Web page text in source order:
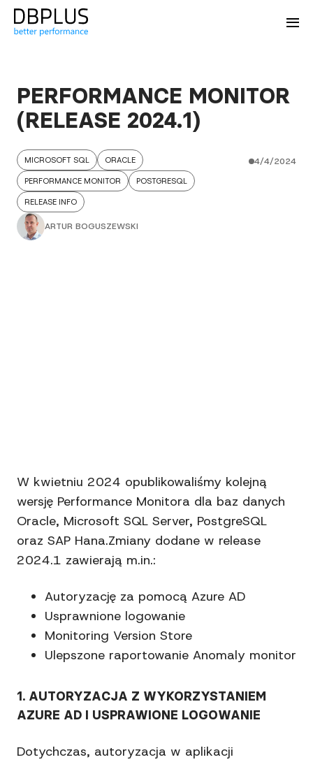
PERFORMANCE MONITOR
(RELEASE 2024.1)
MICROSOFT SQL ORACLE
PERFORMANCE MONITOR POSTGRESQL
RELEASE INFO
4/4/2024
ARTUR BOGUSZEWSKI
W kwietniu 2024 opublikowaliśmy kolejną
wersję Performance Monitora dla baz danych
Oracle, Microsoft SQL Server, PostgreSQL
oraz SAP Hana.Zmiany dodane w release
2024.1 zawierają m.in.:
Autoryzację za pomocą Azure AD
Usprawnione logowanie
Monitoring Version Store
Ulepszone raportowanie Anomaly monitor
1. AUTORYZACJA Z WYKORZYSTANIEM
AZURE AD I USPRAWIONE LOGOWANIE
Dotychczas, autoryzacja w aplikacji